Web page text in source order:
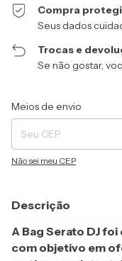
Compra
Seus dados
Trocas e
Se não gostar,
Entregas para o CEP:
Meios de envio
Não sei meu CEP
Descrição
A Bag Serato DJ
com objetivo em